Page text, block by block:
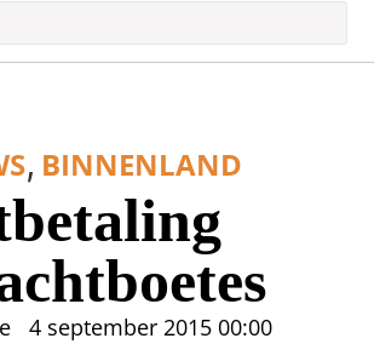
, BINNENLAND
4 september 2015 00:00